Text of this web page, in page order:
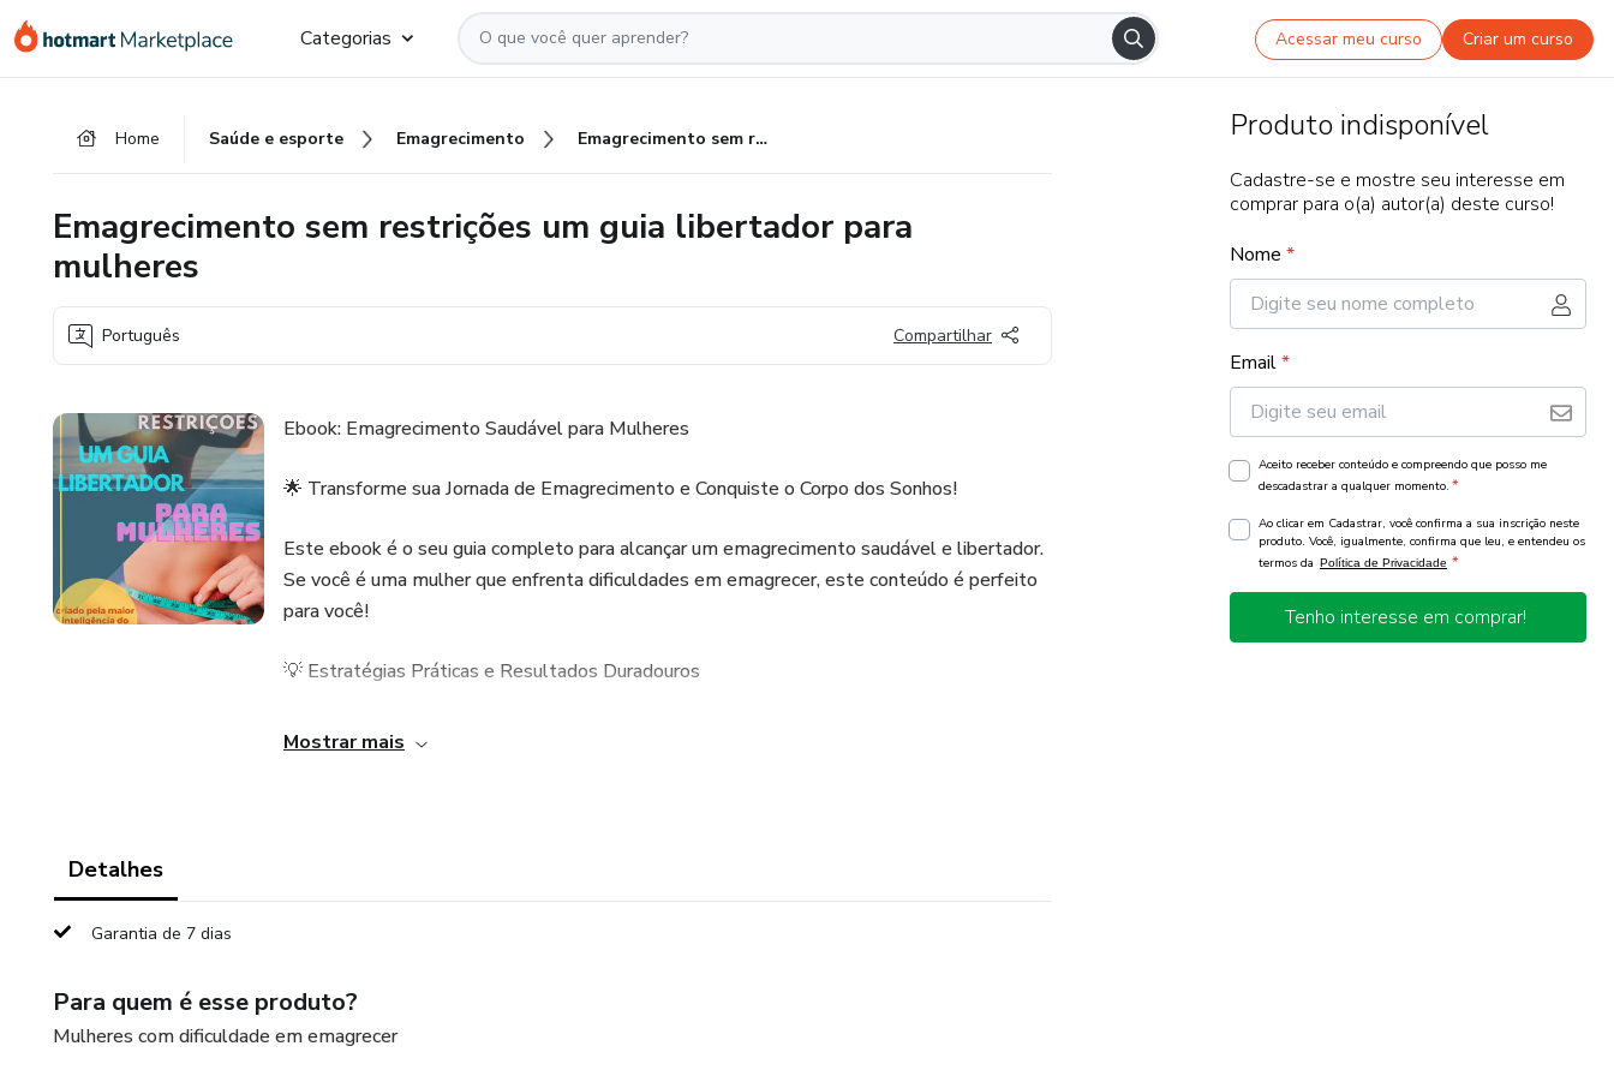
para
para
para
Categorias Acessar meu curso Criar um curso
Home Saúde e esporte Emagrecimento Emagrecimento sem restrições um guia libertador para mulheres
Emagrecimento sem restrições um guia libertador para
mulheres
Português Compartilhar
Ebook: Emagrecimento Saudável para Mulheres
🌟 Transforme sua Jornada de Emagrecimento e Conquiste o Corpo dos Sonhos!
Este ebook é o seu guia completo para alcançar um emagrecimento saudável e libertador.
Se você é uma mulher que enfrenta dificuldades em emagrecer, este conteúdo é perfeito
para você!
💡 Estratégias Práticas e Resultados Duradouros
Nossas páginas reúnem estratégias práticas e comprovadas que vão além das dietas
🏋️‍♀️ Exercícios Personalizados
Mostrar mais
Detalhes
Garantia de 7 dias
Para quem é esse produto?
Mulheres com dificuldade em emagrecer
Produto indisponível
Cadastre-se e mostre seu interesse em
comprar para o(a) autor(a) deste curso!
Nome *
Email*
Aceito receber conteúdo e compreendo que posso me
descadastrar a qualquer momento. *
Ao clicar em Cadastrar, você confirma a sua inscrição neste
produto. Você, igualmente, confirma que leu, e entendeu os
termos da Política de Privacidade *
Tenho interesse em comprar!